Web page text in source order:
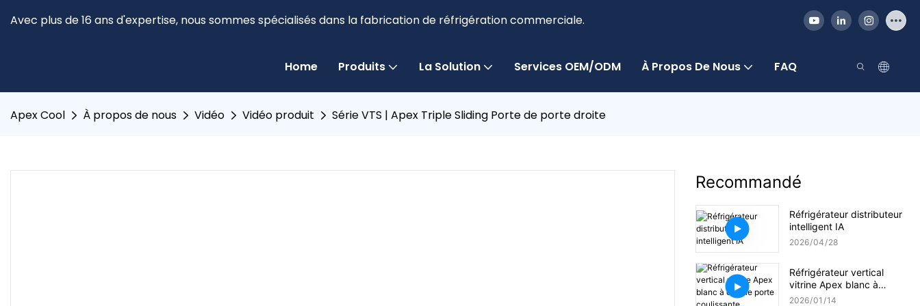
Avec plus de 16 ans d'expertise, nous sommes spécialisés dans la fabrication de réfrigération commerciale.
Home Produits La Solution Services OEM/ODM À Propos De Nous FAQ
Apex Cool À propos de nous Vidéo Vidéo produit Série VTS | Apex Triple Sliding Porte de porte droite
Recommandé
Réfrigérateur distributeur
intelligent IA
2026 04 28
Réfrigérateur vertical
vitrine Apex blanc à
double porte coulissante
2026 01 14